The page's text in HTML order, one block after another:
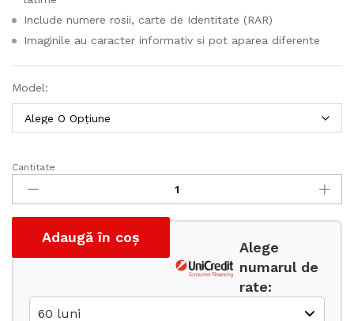
Include numere rosii, carte de Identitate (RAR)
Imaginile au caracter informativ si pot aparea diferente
Model:
Remorca
auto
Container
600x245
ALFA-
T
cantitate
Cantitate
Adaugă în coș
Alege
numarul de
rate: